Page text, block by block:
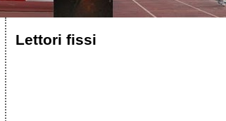
Lettori fissi